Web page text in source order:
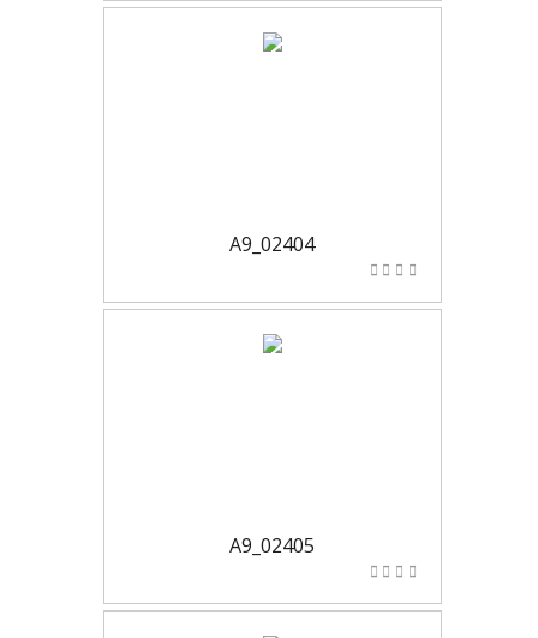
A9_02404
A9_02405